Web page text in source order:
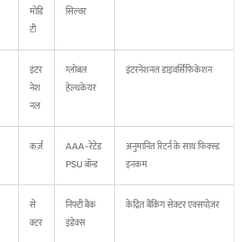
मोडि
टी
सिल्वर
इंटर
नेश
नल
ग्लोबल
हेल्थकेयर
इंटरनेशनल डाइवर्सिफिकेशन
कर्ज़
AAA-रेटेड
PSU बॉन्ड
अनुमानित रिटर्न के साथ फिक्स्ड
इनकम
से
क्टर
निफ्टी बैंक
इंडेक्स
केंद्रित बैंकिंग सेक्टर एक्सपोज़र